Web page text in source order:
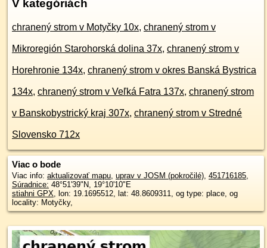
V kategóriách
chranený strom v Motyčky 10x, chranený strom v
Mikroregión Starohorská dolina 37x, chranený strom v
Horehronie 134x, chranený strom v okres Banská Bystrica
134x, chranený strom v Veľká Fatra 137x, chranený strom
v Banskobystrický kraj 307x, chranený strom v Stredné
Slovensko 712x
Viac o bode
Viac info: aktualizovať mapu uprav v JOSM (pokročilé) 451716185
Súradnice: 48°51'39"N
19°10'10"E
stiahni GPX , lon: 19.1695512, lat: 48.8609311, og type: place, og
locality: Motyčky,